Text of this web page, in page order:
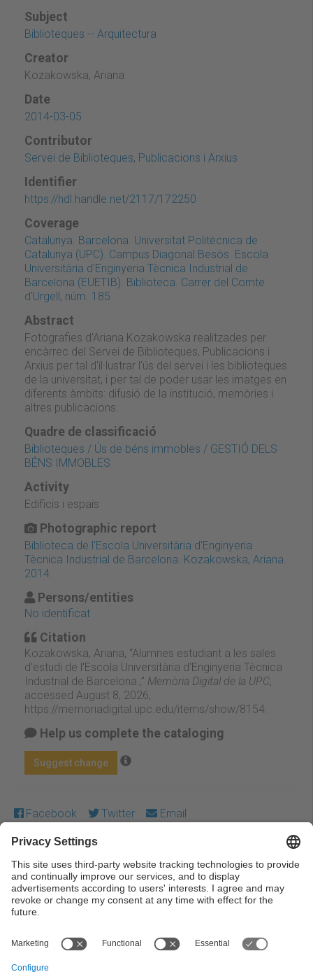
Subject
Biblioteques -- Arquitectura
Creator
Kozakowska, Ariana
Date
2014-03-05
Contributor
Servei de Biblioteques, Publicacions i Arxius
Identifier
https://hdl.handle.net/2117/172250
Coverage
Catalunya. Barcelona. Universitat Politècnica de
Catalunya (UPC). Campus Diagonal Besòs. Escola
Universitària d'Enginyeria Tècnica Industrial de
Barcelona (EUETIB). Biblioteca. Carrer del Comte
d'Urgell, núm. 185
Abstract
Fotografies d'Ariana Kozakowska realitzades per
encàrrec del Servei de Biblioteques, Publicacions i
Arxius per tal d'il·lustrar l'ús del servei i les biblioteques
de la universitat, i per tal de poder usar les imatges en
diferents àmbits: difusió de la institució, memòries i
altres publicacions.
Quadre de classificació
Biblioteques / Ús de béns immobles / GESTIÓ DELS
BÉNS IMMOBLES
Activity
Edificis i espais
Photographic report
Biblioteca de l'Escola Universitària d'Enginyeria
Tècnica Industrial de Barcelona. Kozakowska, Ariana.
2014.
Persons/entities
No identificat
Citation
Kozakowska, Ariana, “Alumnes estudiant a les sales
d'estudi de l'Escola Universitària d'Enginyeria Tècnica
Industrial de Barcelona.,” Memòria Digital de la UPC,
accessed August 8, 2026,
https://memoriadigital.upc.edu/items/show/8154
Help us complete the cataloging
Suggest change
Facebook Twitter Email
Except where otherwise noted, content on this work is
licensed under a Creative Commons license:Attribution-
NonCommercial-NoDerivs 3.0 Spain